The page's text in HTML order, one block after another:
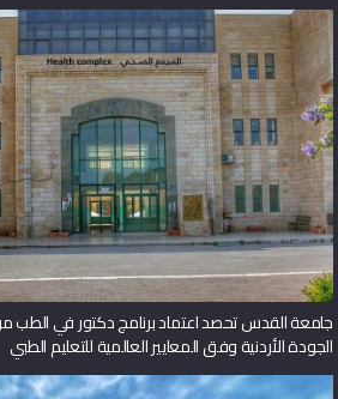
جامعة القدس تحصد اعتماد برنامج دكتور في الطب
الجودة الأردنية وفق المعايير العالمية للتعليم الطبي